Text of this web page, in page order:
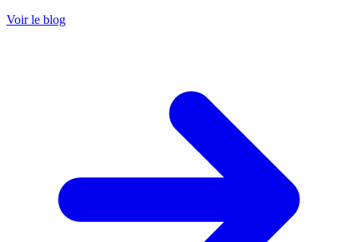
Voir le blog